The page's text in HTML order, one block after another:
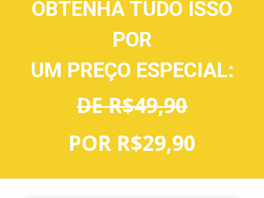
OBTENHA TUDO ISSO
POR
UM PREÇO ESPECIAL:
DE R$49,90
POR R$29,90